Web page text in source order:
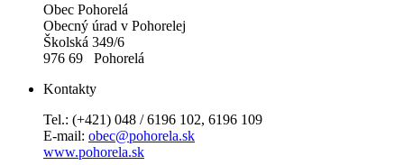
Obec Pohorelá
Obecný úrad v Pohorelej
Školská 349/6
976 69 Pohorelá
Kontakty
Tel.: (+421) 048 / 6196 102, 6196 109
E-mail: obec@pohorela.sk
www.pohorela.sk